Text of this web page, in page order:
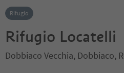
Rifugio
Rifugio Locatelli
Dobbiaco Vecchia, Dobbiaco,